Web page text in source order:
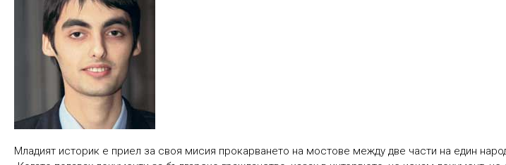
Младият историк е приел за своя мисия прокарването на мостове между две части на един